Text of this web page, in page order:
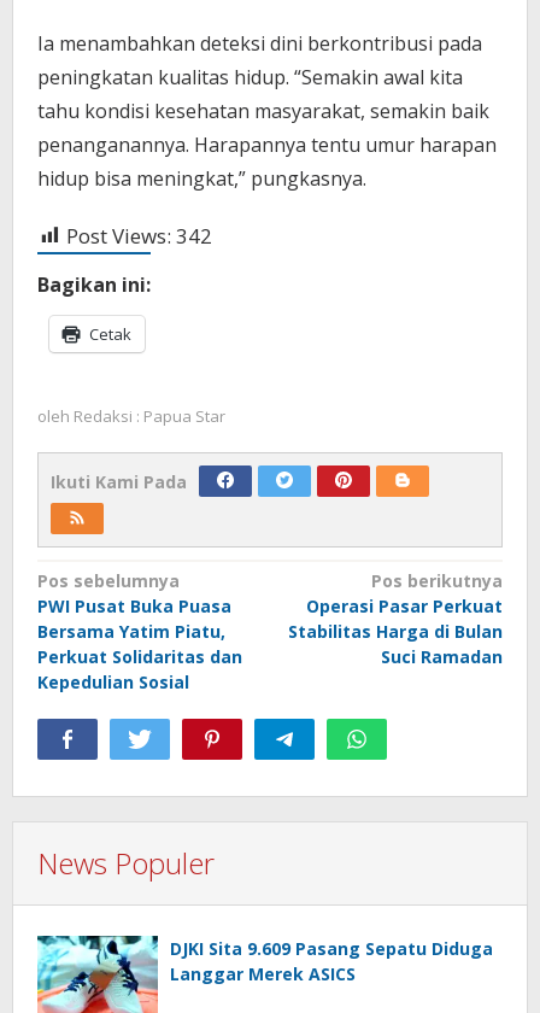
Ia menambahkan deteksi dini berkontribusi pada
peningkatan kualitas hidup. “Semakin awal kita
tahu kondisi kesehatan masyarakat, semakin baik
penanganannya. Harapannya tentu umur harapan
hidup bisa meningkat,” pungkasnya.
Post Views: 342
Bagikan ini:
Cetak
oleh Redaksi : Papua Star
Ikuti Kami Pada
Navigasi
pos
Pos sebelumnya
PWI Pusat Buka Puasa
Bersama Yatim Piatu,
Perkuat Solidaritas dan
Kepedulian Sosial
Pos berikutnya
Operasi Pasar Perkuat
Stabilitas Harga di Bulan
Suci Ramadan
News Populer
DJKI Sita 9.609 Pasang Sepatu Diduga
Langgar Merek ASICS